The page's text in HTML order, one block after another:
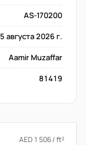
AS-170200
5 августа 2026 г.
Aamir Muzaffar
81419
AED 1 506 / ft²